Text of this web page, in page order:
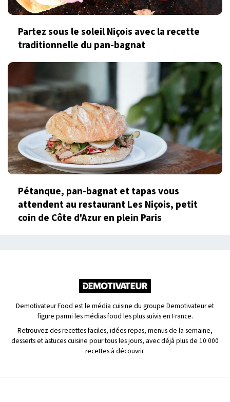
Partez sous le soleil Niçois avec la recette
traditionnelle du pan-bagnat
Pétanque, pan-bagnat et tapas vous
attendent au restaurant Les Niçois, petit
coin de Côte d'Azur en plein Paris
Demotivateur Food est le média cuisine du groupe Demotivateur et
figure parmi les médias food les plus suivis en France.
Retrouvez des recettes faciles, idées repas, menus de la semaine,
desserts et astuces cuisine pour tous les jours, avec déjà plus de 10 000
recettes à découvrir.